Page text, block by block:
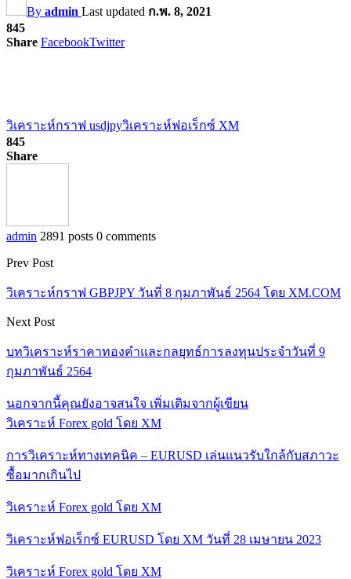
By admin Last updated ก.พ. 8, 2021
845
Share FacebookTwitter
วิเคราะห์กราฟ usdjpyวิเคราะห์ฟอเร็กซ์ XM
845
Share
admin 2891 posts 0 comments
Prev Post
วิเคราะห์กราฟ GBPJPY วันที่ 8 กุมภาพันธ์ 2564 โดย XM.COM
Next Post
บทวิเคราะห์ราคาทองคำและกลยุทธ์การลงทุนประจำวันที่ 9
กุมภาพันธ์ 2564
นอกจากนี้คุณยังอาจสนใจ เพิ่มเติมจากผู้เขียน
วิเคราะห์ Forex gold โดย XM
การวิเคราะห์ทางเทคนิค – EURUSD เล่นแนวรับใกล้กับสภาวะ
ซื้อมากเกินไป
วิเคราะห์ Forex gold โดย XM
วิเคราะห์ฟอเร็กซ์ EURUSD โดย XM วันที่ 28 เมษายน 2023
วิเคราะห์ Forex gold โดย XM